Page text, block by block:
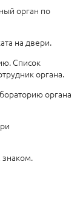
орган по
на двери.
Список
органа.
органа
знаком.